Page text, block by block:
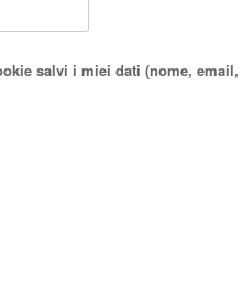
salvi i miei dati (nome,